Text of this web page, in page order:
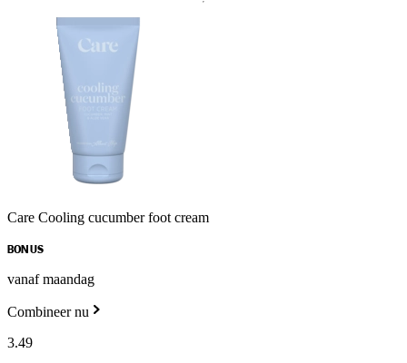
Care Cooling cucumber foot cream
BONUS
vanaf maandag
Combineer nu
3.49